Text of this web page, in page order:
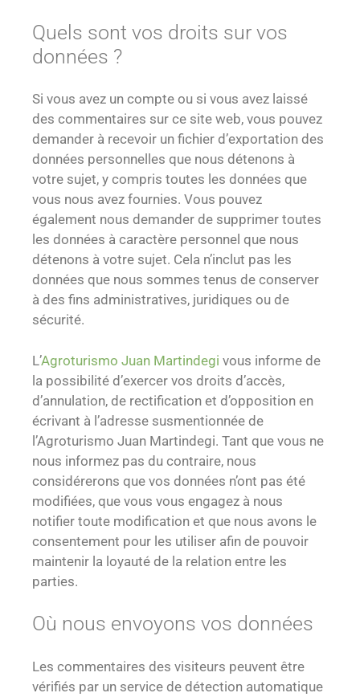
Quels sont vos droits sur vos
données ?
Si vous avez un compte ou si vous avez laissé
des commentaires sur ce site web, vous pouvez
demander à recevoir un fichier d’exportation des
données personnelles que nous détenons à
votre sujet, y compris toutes les données que
vous nous avez fournies. Vous pouvez
également nous demander de supprimer toutes
les données à caractère personnel que nous
détenons à votre sujet. Cela n’inclut pas les
données que nous sommes tenus de conserver
à des fins administratives, juridiques ou de
sécurité.
L’Agroturismo Juan Martindegi vous informe de
la possibilité d’exercer vos droits d’accès,
d’annulation, de rectification et d’opposition en
écrivant à l’adresse susmentionnée de
l’Agroturismo Juan Martindegi. Tant que vous ne
nous informez pas du contraire, nous
considérerons que vos données n’ont pas été
modifiées, que vous vous engagez à nous
notifier toute modification et que nous avons le
consentement pour les utiliser afin de pouvoir
maintenir la loyauté de la relation entre les
parties.
Où nous envoyons vos données
Les commentaires des visiteurs peuvent être
vérifiés par un service de détection automatique